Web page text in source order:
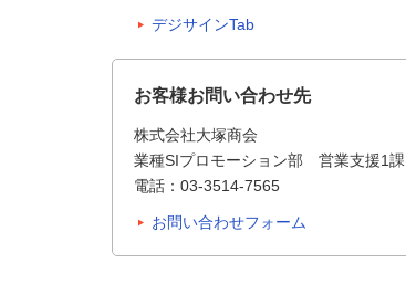
デジサインTab
お客様お問い合わせ先
株式会社大塚商会
業種SIプロモーション部 営業支援1課
電話：03-3514-7565
お問い合わせフォーム